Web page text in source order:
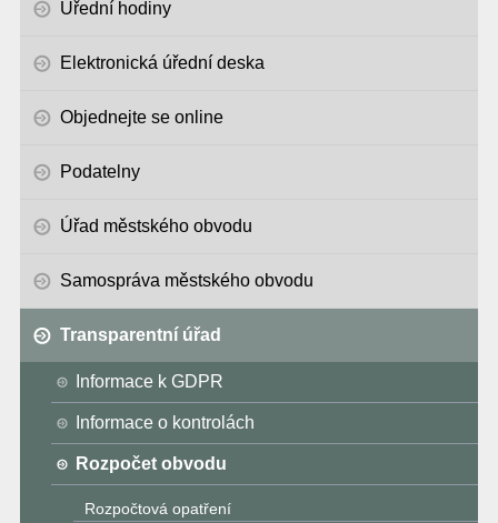
Úřední hodiny
Elektronická úřední deska
Objednejte se online
Podatelny
Úřad městského obvodu
Samospráva městského obvodu
Transparentní úřad
Informace k GDPR
Informace o kontrolách
Rozpočet obvodu
Rozpočtová opatření